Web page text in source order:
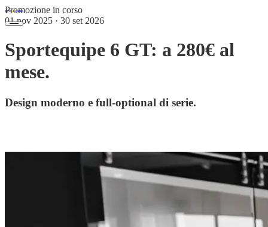
Promozione in corso
01 nov 2025 · 30 set 2026
Sportequipe 6 GT: a 280€ al
mese.
Design moderno e full-optional di serie.